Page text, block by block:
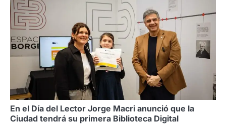
En el Día del Lector Jorge Macri anunció que la
Ciudad tendrá su primera Biblioteca Digital